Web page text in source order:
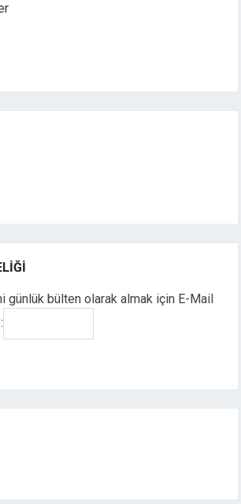
günlük bülten olarak almak için E-Mail